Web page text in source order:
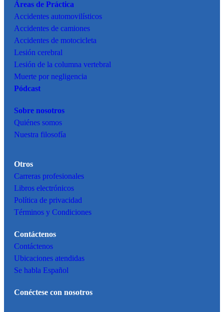
Áreas de Práctica
Accidentes automovilísticos
Accidentes de camiones
Accidentes de motocicleta
Lesión cerebral
Lesión de la columna vertebral
Muerte por negligencia
Pódcast
Sobre nosotros
Quiénes somos
Nuestra filosofía
Otros
Carreras profesionales
Libros electrónicos
Política de privacidad
Términos y Condiciones
Contáctenos
Contáctenos
Ubicaciones atendidas
Se habla Español
Conéctese con nosotros